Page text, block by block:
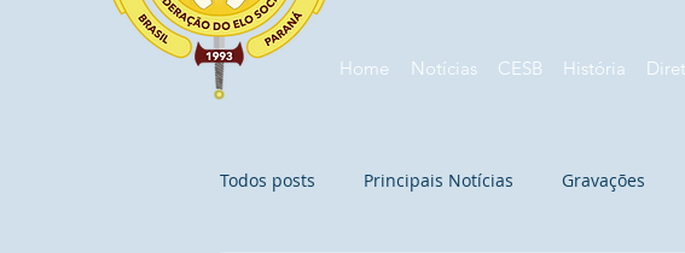
Home Notícias CESB História
Todos posts Principais Notícias Gravações